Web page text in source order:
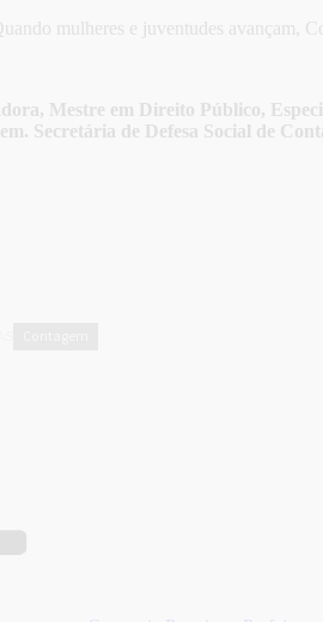
mulheres e juventudes avançam,
Mestre em Direito Público,
Secretária de Defesa Social de